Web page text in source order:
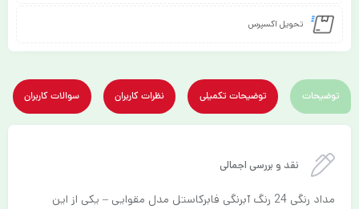
تحویل اکسپرس
توضیحات توضیحات تکمیلی نظرات کاربران سوالات کاربران
نقد و بررسی اجمالی
مداد رنگی 24 رنگ آبرنگی فابرکاستل مدل مقوایی – یکی از این